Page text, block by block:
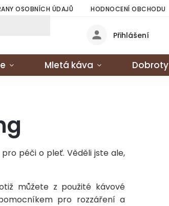
OSOBNÍCH ÚDAJŮ HODNOCENÍ OBCHODU
Přihlášení
Mletá káva Dobroty
péči o pleť. Věděli jste ale,
můžete z použité kávové
pro rozzáření a